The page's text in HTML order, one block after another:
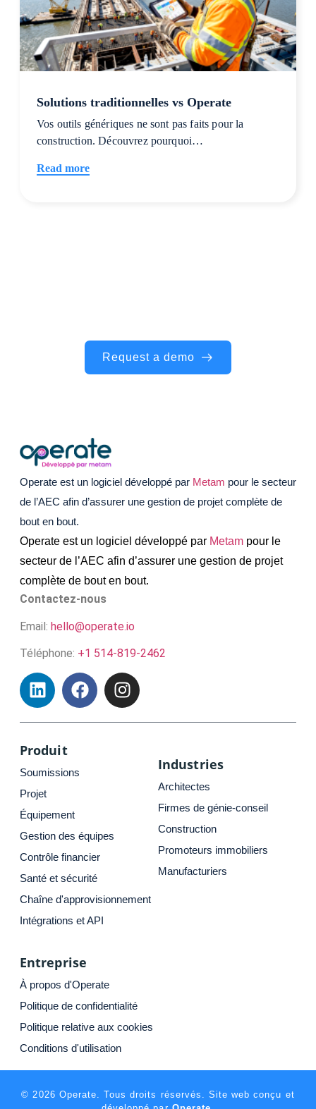
Solutions traditionnelles vs Operate
Vos outils génériques ne sont pas faits pour la
construction. Découvrez pourquoi…
Read more
Request a demo
Operate est un logiciel développé par Metam pour le secteur
de l’AEC afin d’assurer une gestion de projet complète de
bout en bout.
Operate est un logiciel développé par Metam pour le
secteur de l’AEC afin d’assurer une gestion de projet
complète de bout en bout.
Contactez-nous
Email: hello@operate.io
Téléphone: +1 514-819-2462
Produit
Soumissions
Projet
Équipement
Gestion des équipes
Contrôle financier
Santé et sécurité
Chaîne d'approvisionnement
Intégrations et API
Industries
Architectes
Firmes de génie-conseil
Construction
Promoteurs immobiliers
Manufacturiers
Entreprise
À propos d'Operate
Politique de confidentialité
Politique relative aux cookies
Conditions d'utilisation
© 2026 Operate. Tous droits réservés. Site web conçu et